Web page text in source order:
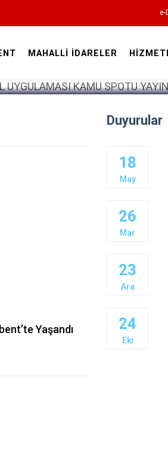
e-
Akören
Akşehir
Altınekin
Beyşehir
Çeltik
Cihanbeyli
Derbent
MAHALLİ İDARELER
Yaşandı 23 Nisan
Duyurular
18
May
26
Mar
23
Ara
24
Eki